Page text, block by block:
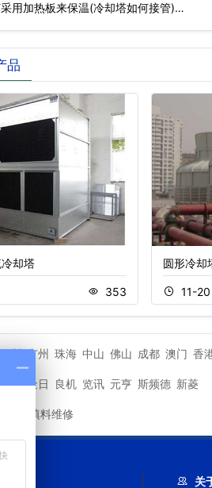
用加热板来保温(冷却塔如何接管)…
品
却塔
353
圆形冷却
11-20
圳 广州 珠海 中山 佛山 成都 澳门 香
利 金日 良机 览讯 元亨 斯频德 新菱
冷却塔填料维修
关